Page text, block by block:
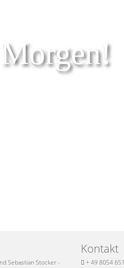
Sebastian Stocker -
Kontakt
+ 49 8054 651